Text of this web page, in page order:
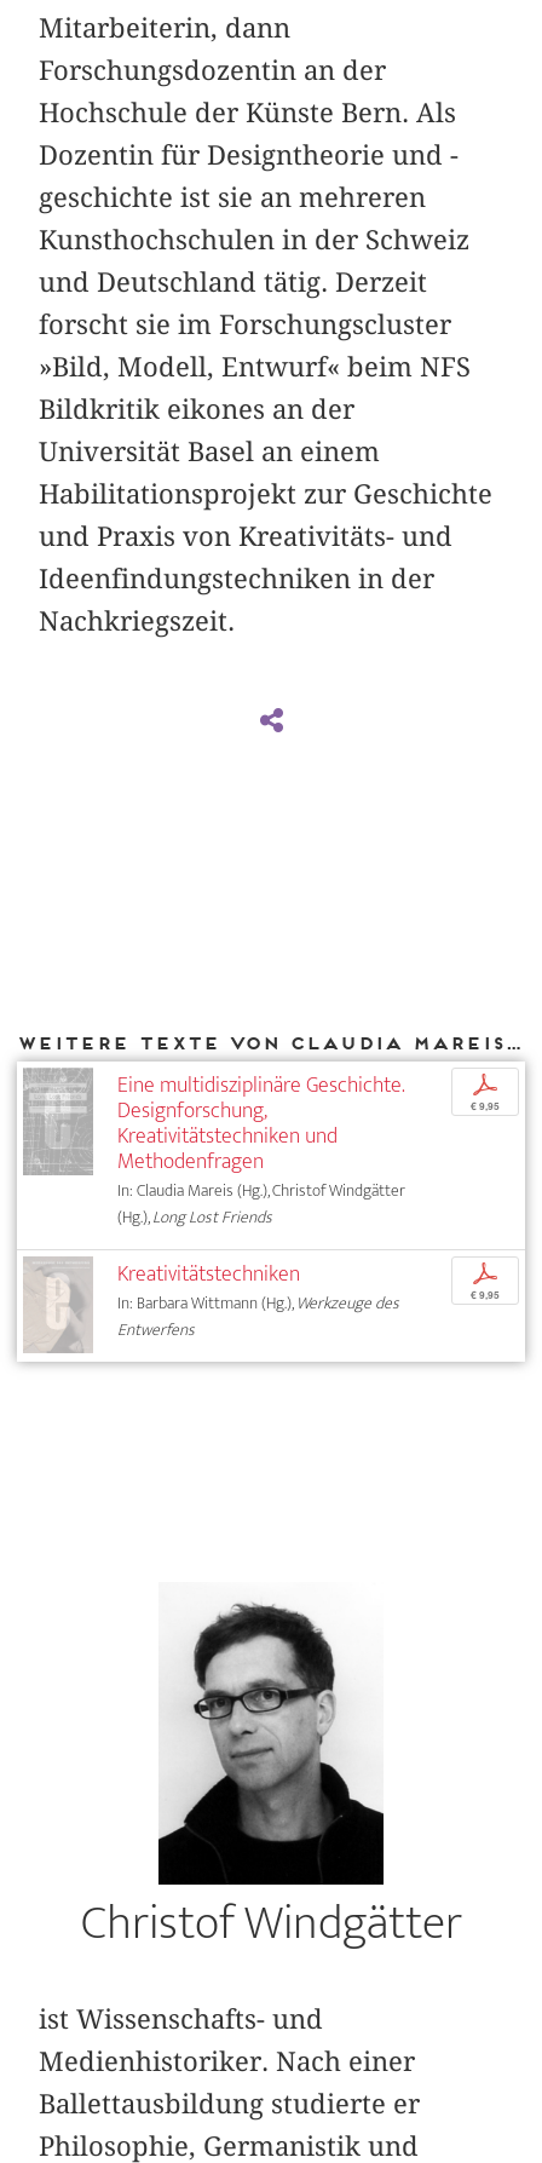
Mitarbeiterin, dann
Forschungsdozentin an der
Hochschule der Künste Bern. Als
Dozentin für Designtheorie und -
geschichte ist sie an mehreren
Kunsthochschulen in der Schweiz
und Deutschland tätig. Derzeit
forscht sie im Forschungscluster
»Bild, Modell, Entwurf« beim NFS
Bildkritik eikones an der
Universität Basel an einem
Habilitationsprojekt zur Geschichte
und Praxis von Kreativitäts- und
Ideenfindungstechniken in der
Nachkriegszeit.
Weitere Texte von Claudia Mareis bei DIAPHANES
Eine multidisziplinäre Geschichte.
Designforschung,
Kreativitätstechniken und
Methodenfragen
In: Claudia Mareis (Hg.), Christof Windgätter
(Hg.),Long Lost Friends
p
€ 9,95
Kreativitätstechniken
In: Barbara Wittmann (Hg.),Werkzeuge des
Entwerfens
p
€ 9,95
Christof Windgätter
ist Wissenschafts- und
Medienhistoriker. Nach einer
Ballettausbildung studierte er
Philosophie, Germanistik und